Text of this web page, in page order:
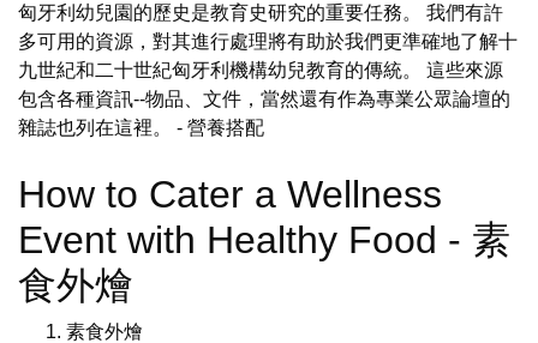
匈牙利幼兒園的歷史是教育史研究的重要任務。 我們有許
多可用的資源，對其進行處理將有助於我們更準確地了解十
九世紀和二十世紀匈牙利機構幼兒教育的傳統。 這些來源
包含各種資訊--物品、文件，當然還有作為專業公眾論壇的
雜誌也列在這裡。 - 營養搭配
How to Cater a Wellness
Event with Healthy Food - 素
食外燴
素食外燴